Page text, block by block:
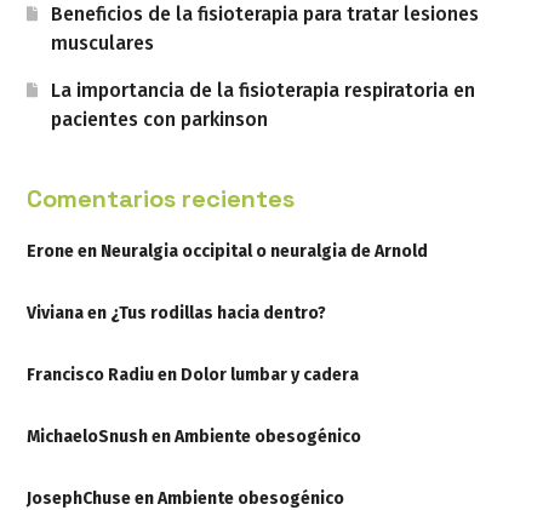
Beneficios de la fisioterapia para tratar lesiones
musculares
La importancia de la fisioterapia respiratoria en
pacientes con parkinson
Comentarios recientes
Eroneen Neuralgia occipital o neuralgia de Arnold
Vivianaen ¿Tus rodillas hacia dentro?
Francisco Radiuen Dolor lumbar y cadera
MichaeloSnushenAmbiente obesogénico
JosephChuseenAmbiente obesogénico